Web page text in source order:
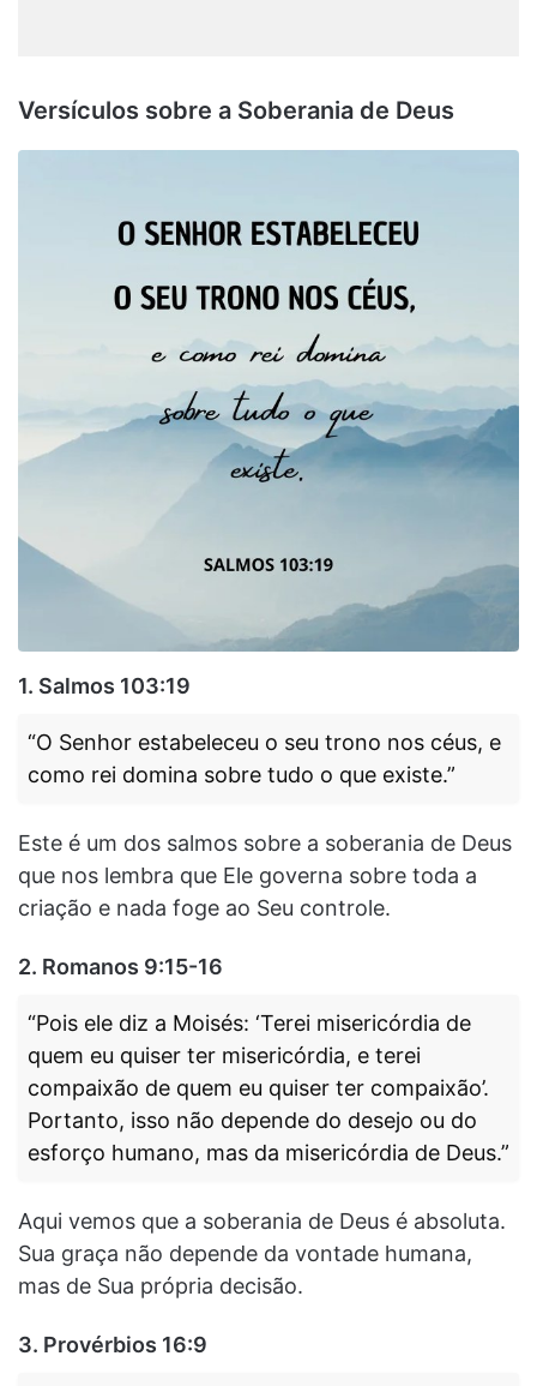
Versículos sobre a Soberania de Deus
1. Salmos 103:19
“O Senhor estabeleceu o seu trono nos céus, e
como rei domina sobre tudo o que existe.”
Este é um dos salmos sobre a soberania de Deus
que nos lembra que Ele governa sobre toda a
criação e nada foge ao Seu controle.
2. Romanos 9:15-16
“Pois ele diz a Moisés: ‘Terei misericórdia de
quem eu quiser ter misericórdia, e terei
compaixão de quem eu quiser ter compaixão’.
Portanto, isso não depende do desejo ou do
esforço humano, mas da misericórdia de Deus.”
Aqui vemos que a soberania de Deus é absoluta.
Sua graça não depende da vontade humana,
mas de Sua própria decisão.
3. Provérbios 16:9